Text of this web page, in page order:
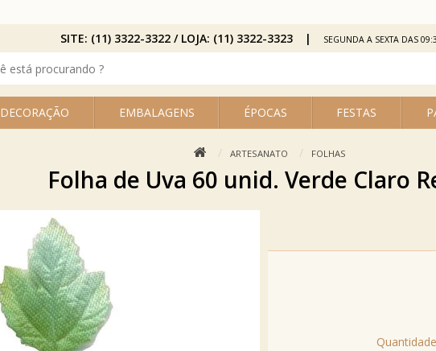
DECORAÇÃO EMBALAGENS ÉPOCAS FESTAS
SITE: (11) 3322-3322 / LOJA: (11) 3322-3323 SEGUNDA A SEXTA DAS
ARTESANATO FOLHAS
Folha de Uva 60 unid. Verde Claro